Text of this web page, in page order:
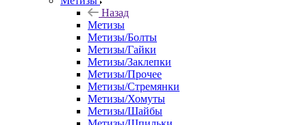
Назад
Метизы
Метизы/Болты
Метизы/Гайки
Метизы/Заклепки
Метизы/Прочее
Метизы/Стремянки
Метизы/Хомуты
Метизы/Шайбы